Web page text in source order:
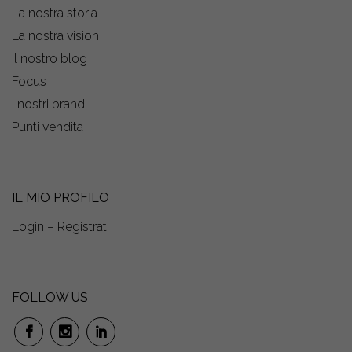
La nostra storia
La nostra vision
Il nostro blog
Focus
I nostri brand
Punti vendita
IL MIO PROFILO
Login – Registrati
FOLLOW US